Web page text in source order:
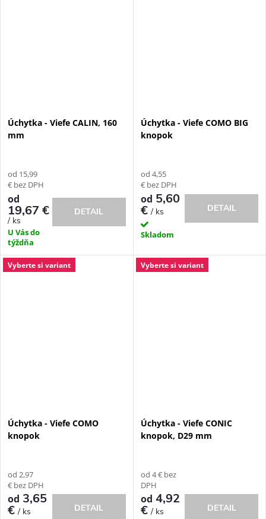
Úchytka - Viefe CALIN, 160
mm
od 15,99
€ bez DPH
od
19,67 €
/ ks
U Vás do
týždňa
DETAIL
Úchytka - Viefe COMO BIG
knopok
od 4,55
€ bez DPH
od 5,60
€/ ks
Skladom
DETAIL
Vyberte si variant
Úchytka - Viefe COMO
knopok
od 2,97
€ bez DPH
od 3,65
€/ ks DETAIL
Vyberte si variant
Úchytka - Viefe CONIC
knopok, D29 mm
od 4 € bez
DPH
od 4,92
€/ ks DETAIL